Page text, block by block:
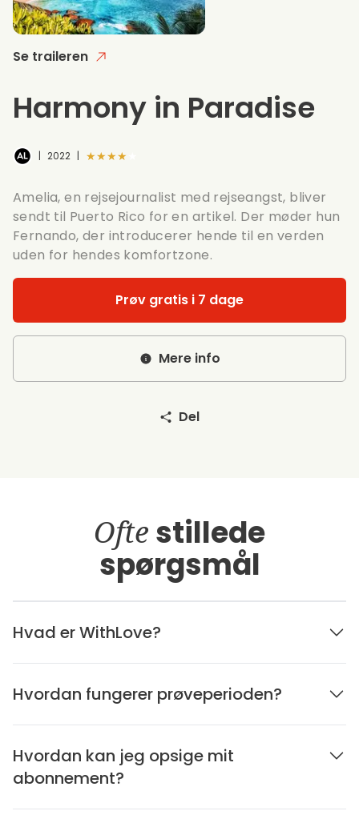
Se traileren
Harmony in Paradise
| 2022 | ★★★★★
Amelia, en rejsejournalist med rejseangst, bliver
sendt til Puerto Rico for en artikel. Der møder hun
Fernando, der introducerer hende til en verden
uden for hendes komfortzone.
Prøv gratis i 7 dage
Mere info
Del
Ofte stillede
spørgsmål
Hvad er WithLove?
Hvordan fungerer prøveperioden?
Hvordan kan jeg opsige mit
abonnement?